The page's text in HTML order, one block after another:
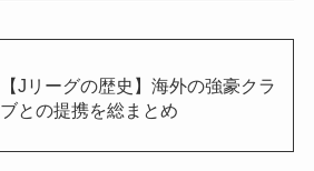
【Jリーグの歴史】海外の強豪クラ
ブとの提携を総まとめ